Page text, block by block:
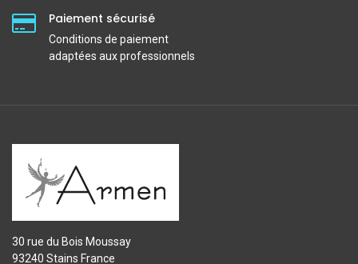
Paiement sécurisé
Conditions de paiement
adaptées aux professionnels
30 rue du Bois Moussay
93240 Stains France